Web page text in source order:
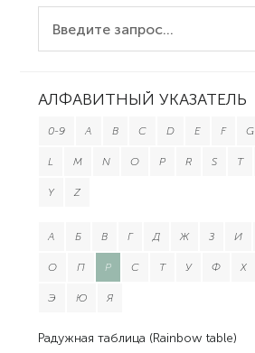
АЛФАВИТНЫЙ УКАЗАТЕЛЬ
0-9 A B C D E F G
L M N O P R S T
Y Z
А Б В Г Д Ж З И
О П Р С Т У Ф Х
Э Ю Я
Радужная таблица (Rainbow table)